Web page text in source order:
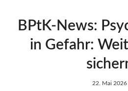
BPtK-News:
in Gefahr:
22. Mai 2026